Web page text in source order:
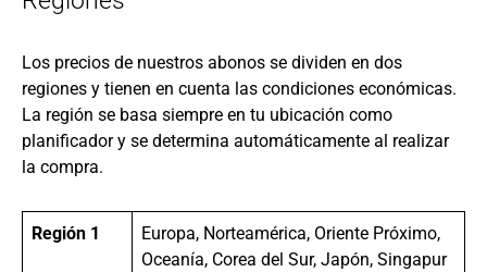
Los precios de nuestros abonos se dividen en dos
regiones y tienen en cuenta las condiciones económicas.
La región se basa siempre en tu ubicación como
planificador y se determina automáticamente al realizar
la compra.
Región 1
Europa, Norteamérica, Oriente Próximo,
Oceanía, Corea del Sur, Japón, Singapur